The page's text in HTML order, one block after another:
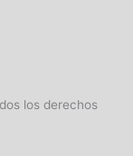
los derechos